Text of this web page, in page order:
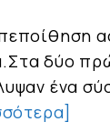
δύο
ένα